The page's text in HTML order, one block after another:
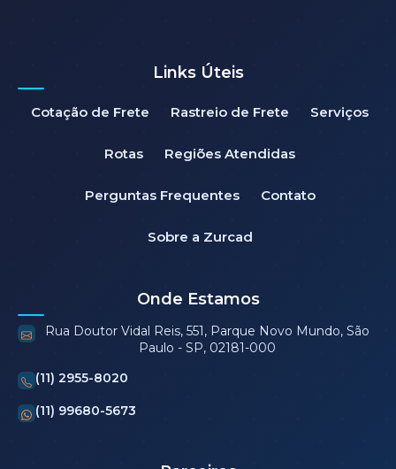
Links Úteis
Cotação de Frete Rastreio de Frete Serviços
Rotas Regiões Atendidas
Perguntas Frequentes Contato
Sobre a Zurcad
Onde Estamos
Rua Doutor Vidal Reis, 551, Parque Novo Mundo, São
Paulo - SP, 02181-000
(11) 2955-8020
(11) 99680-5673